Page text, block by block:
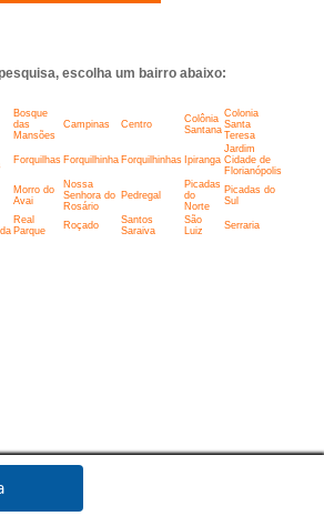
escolha um bairro abaixo:
Bosque
das
Mansões
Campinas Centro
Colônia
Santana
Colonia
Santa
Teresa
Forquilhas Forquilhinha Forquilhinhas Ipiranga
Jardim
Cidade de
Florianópolis
Morro do
Avai
Nossa
Senhora do
Rosário
Pedregal
Picadas
do
Norte
Picadas do
Sul
Real
Parque
Roçado
Santos
Saraiva
São
Luiz
Serraria